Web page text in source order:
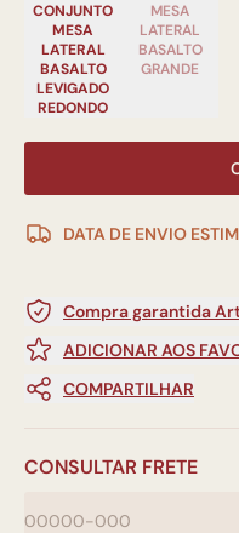
CONJUNTO
MESA
LATERAL
BASALTO
LEVIGADO
REDONDO
MESA
LATERAL
BASALTO
GRANDE
DATA DE ENVIO
Compra garantida
ADICIONAR AOS
COMPARTILHAR
CONSULTAR FRETE